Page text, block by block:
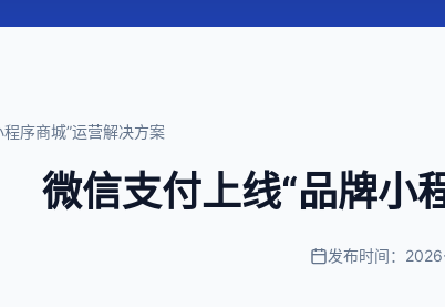
序商城”运营解决方案
微信支付上线“品牌小
发布时间：